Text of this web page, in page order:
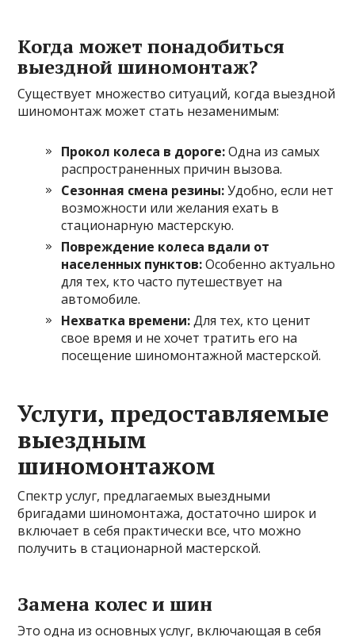
Когда может понадобиться
выездной шиномонтаж?
Существует множество ситуаций, когда выездной
шиномонтаж может стать незаменимым:
Прокол колеса в дороге:Одна из самых
распространенных причин вызова.
Сезонная смена резины:Удобно, если нет
возможности или желания ехать в
стационарную мастерскую.
Повреждение колеса вдали от
населенных пунктов:Особенно актуально
для тех, кто часто путешествует на
автомобиле.
Нехватка времени:Для тех, кто ценит
свое время и не хочет тратить его на
посещение шиномонтажной мастерской.
Услуги, предоставляемые
выездным
шиномонтажом
Спектр услуг, предлагаемых выездными
бригадами шиномонтажа, достаточно широк и
включает в себя практически все, что можно
получить в стационарной мастерской.
Замена колес и шин
Это одна из основных услуг, включающая в себя